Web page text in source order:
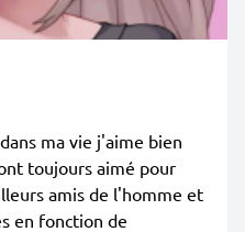
ma vie j'aime bien
toujours aimé pour
amis de l'homme et
en fonction de